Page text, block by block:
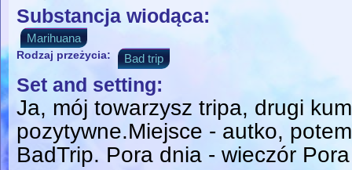
Substancja wiodąca:
Marihuana
Rodzaj przeżycia: Bad trip
Set and setting:
Ja, mój towarzysz tripa, drugi
pozytywne.Miejsce - autko,
BadTrip. Pora dnia - wieczór